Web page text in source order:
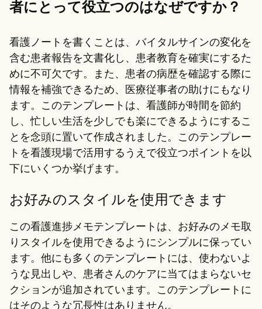
者にとって役立つのはなぜですか？
看護ノートを書くことは、バイタルサインの変化を
含む患者報告を文書化し、患者教育を確実にするた
めに不可欠です。また、患者の病歴を確認する際に
情報を補強できるため、医療従事者の助けにもなり
ます。このテンプレートは、看護師が時間を節約
し、忙しい生活を少しでも楽にできるようにするこ
とを念頭に置いて作成されました。このテンプレー
トを看護現場で活用するうえで役立つポイントを以
下にいくつか挙げます。
お好みのスタイルを使用できます
この看護進捗メモテンプレートは、お好みのメモ取
りスタイルを使用できるようにシンプルに保ってい
ます。他にも多くのテンプレートには、使わないよ
うな見出しや、患者さんのケアに当てはまらないセ
クションが追加されています。このテンプレートに
はそのような冗長性はありません。